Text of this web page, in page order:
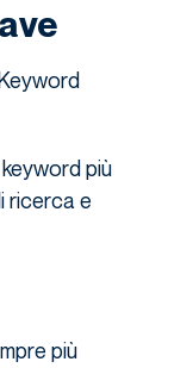
più
ricerca e
più